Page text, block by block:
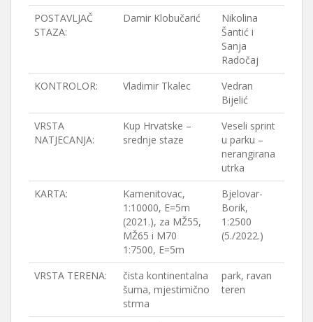
POSTAVLJAČ
STAZA:
Damir Klobučarić
Nikolina
Šantić i
Sanja
Radočaj
KONTROLOR:
Vladimir Tkalec
Vedran
Bijelić
VRSTA
NATJECANJA:
Kup Hrvatske –
srednje staze
Veseli sprint
u parku –
nerangirana
utrka
KARTA:
Kamenitovac,
1:10000, E=5m
(2021.), za MŽ55,
MŽ65 i M70
1:7500, E=5m
Bjelovar-
Borik,
1:2500
(5./2022.)
VRSTA TERENA:
čista kontinentalna
šuma, mjestimično
strma
park, ravan
teren